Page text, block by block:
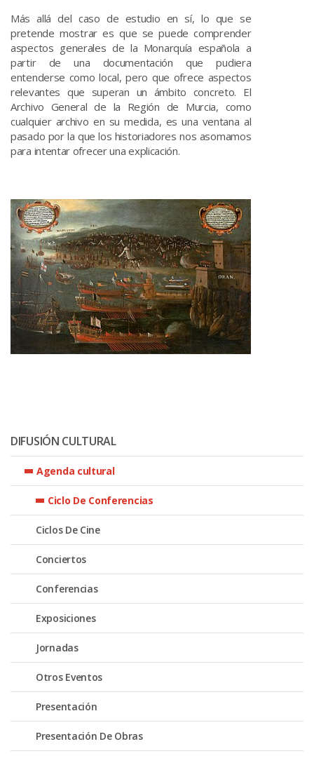
Más allá del caso de estudio en sí, lo que se
pretende mostrar es que se puede comprender
aspectos generales de la Monarquía española a
partir de una documentación que pudiera
entenderse como local, pero que ofrece aspectos
relevantes que superan un ámbito concreto. El
Archivo General de la Región de Murcia, como
cualquier archivo en su medida, es una ventana al
pasado por la que los historiadores nos asomamos
para intentar ofrecer una explicación.
DIFUSIÓN CULTURAL
Agenda cultural
Ciclo De Conferencias
Ciclos De Cine
Conciertos
Conferencias
Exposiciones
Jornadas
Otros Eventos
Presentación
Presentación De Obras